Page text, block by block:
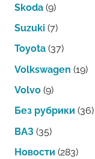
Skoda (9)
Suzuki (7)
Toyota (37)
Volkswagen (19)
Volvo (9)
Без рубрики (36)
ВАЗ (35)
Новости (283)